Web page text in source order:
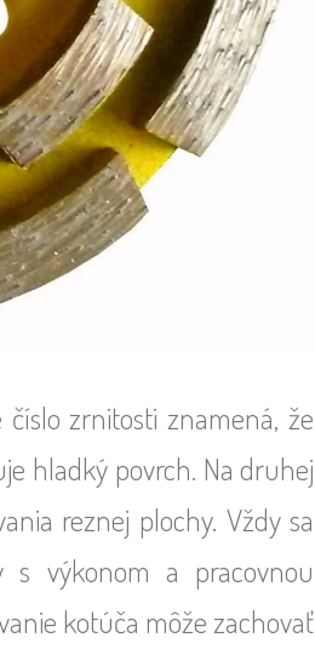
zrnitosti znamená, že
hladký povrch. Na druhej
reznej plochy. Vždy sa
výkonom a pracovnou
kotúča môže zachovať